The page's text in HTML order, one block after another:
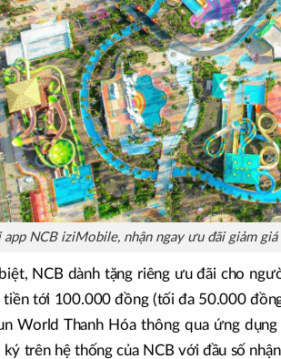
app NCB iziMobile, nhận ngay ưu đãi giảm
NCB dành tặng riêng ưu đãi cho
tiền tới 100.000 đồng (tối đa 50.000
World Thanh Hóa thông qua ứng
ký trên hệ thống của NCB với đầu số